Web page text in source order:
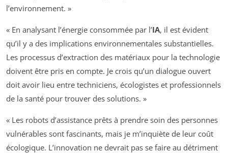
l’environnement. »
« En analysant l’énergie consommée par l’IA, il est évident
qu’il y a des implications environnementales substantielles.
Les processus d’extraction des matériaux pour la technologie
doivent être pris en compte. Je crois qu’un dialogue ouvert
doit avoir lieu entre techniciens, écologistes et professionnels
de la santé pour trouver des solutions. »
« Les robots d’assistance prêts à prendre soin des personnes
vulnérables sont fascinants, mais je m’inquiète de leur coût
écologique. L’innovation ne devrait pas se faire au détriment